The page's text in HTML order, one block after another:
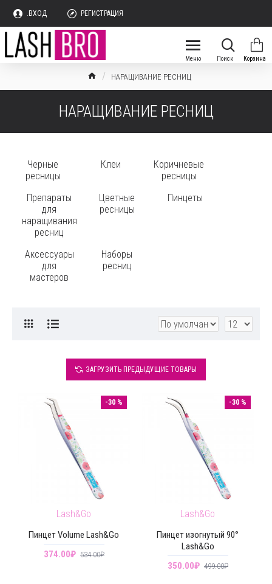
.ВХОД РЕГИСТРАЦИЯ
НАРАЩИВАНИЕ РЕСНИЦ
НАРАЩИВАНИЕ РЕСНИЦ
Черные
ресницы
Клеи
Коричневые
ресницы
Препараты
для
наращивания
ресниц
Цветные
ресницы
Пинцеты
Аксессуары
для
мастеров
Наборы
ресниц
ЗАГРУЗИТЬ ПРЕДЫДУЩИЕ ТОВАРЫ
-30 %
Lash&Go
Пинцет Volume Lash&Go
374.00₽ 534.00₽
-30 %
Lash&Go
Пинцет изогнутый 90°
Lash&Go
350.00₽ 499.00₽